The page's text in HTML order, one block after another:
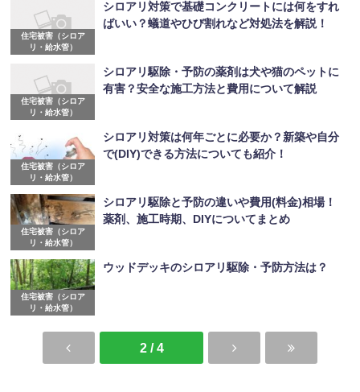
住宅被害（シロア
リ・給水管）
シロアリ対策で基礎コンクリートには何をすれ
ばいい？蟻道やひび割れなど対処法を解説！
住宅被害（シロア
リ・給水管）
シロアリ駆除・予防の薬剤は犬や猫のペットに
有害？安全な施工方法と費用について解説
住宅被害（シロア
リ・給水管）
シロアリ対策は何年ごとに必要か？新築や自分
で(DIY)できる方法についても紹介！
住宅被害（シロア
リ・給水管）
シロアリ駆除と予防の違いや費用(料金)相場！
薬剤、施工時期、DIYについてまとめ
住宅被害（シロア
リ・給水管）
ウッドデッキのシロアリ駆除・予防方法は？
2 / 4